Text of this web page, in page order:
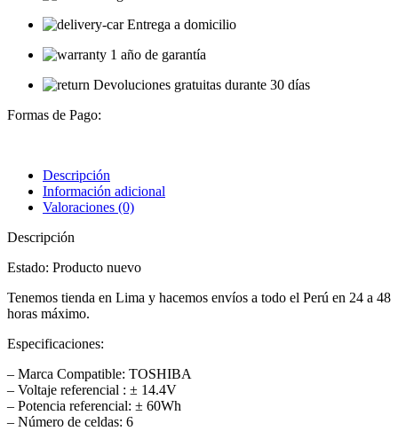
Entrega a domicilio
1 año de garantía
Devoluciones gratuitas durante 30 días
Formas de Pago:
Descripción
Información adicional
Valoraciones (0)
Descripción
Estado: Producto nuevo
Tenemos tienda en Lima y hacemos envíos a todo el Perú en 24 a 48
horas máximo.
Especificaciones:
– Marca Compatible: TOSHIBA
– Voltaje referencial : ± 14.4V
– Potencia referencial: ± 60Wh
– Número de celdas: 6